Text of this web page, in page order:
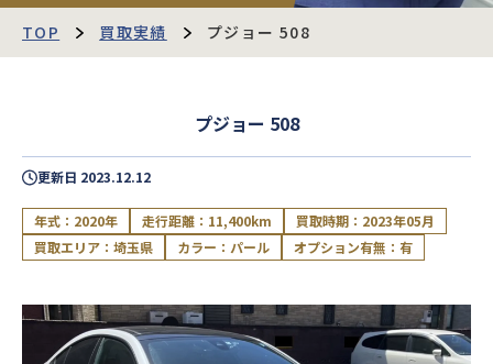
運営会社
最強買取マガジン
TOP 買取実績 プジョー 508
プジョー 508
更新日 2023.12.12
年式：2020年 走行距離：11,400km
買取時期：2023年05月
買取エリア：埼玉県
カラー：パール オプション有無：有